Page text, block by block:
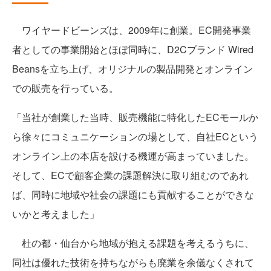
ワイヤードビーンズは、2009年に創業。EC開発事業
者としての事業開始とほぼ同時に、D2Cブランド Wired
Beansを立ち上げ、オリジナルの製品開発とオンライン
での販売を行っている。
「当社が創業した当時、販売機能に特化したECモールか
ら徐々にコミュニケーションの場として、自社ECという
オンライン上の本店を設ける機運が高まっていました。
そして、ECで顧客企業の課題解決に取り組むのであれ
ば、同時に地域や社会の課題にも貢献することができな
いかと考えました」
杜の都・仙台から地域が抱える課題を考えるうちに、
同社は優れた技術を持ちながらも廃業を余儀なくされて